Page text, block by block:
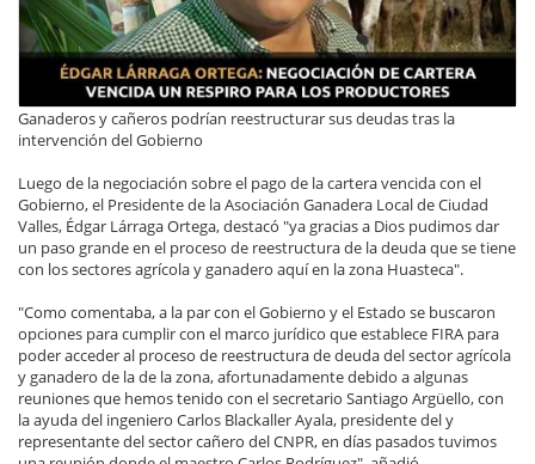
Ganaderos y cañeros podrían reestructurar sus deudas tras la
intervención del Gobierno
Luego de la negociación sobre el pago de la cartera vencida con el
Gobierno, el Presidente de la Asociación Ganadera Local de Ciudad
Valles, Édgar Lárraga Ortega, destacó "ya gracias a Dios pudimos dar
un paso grande en el proceso de reestructura de la deuda que se tiene
con los sectores agrícola y ganadero aquí en la zona Huasteca".
"Como comentaba, a la par con el Gobierno y el Estado se buscaron
opciones para cumplir con el marco jurídico que establece FIRA para
poder acceder al proceso de reestructura de deuda del sector agrícola
y ganadero de la de la zona, afortunadamente debido a algunas
reuniones que hemos tenido con el secretario Santiago Argüello, con
la ayuda del ingeniero Carlos Blackaller Ayala, presidente del y
representante del sector cañero del CNPR, en días pasados tuvimos